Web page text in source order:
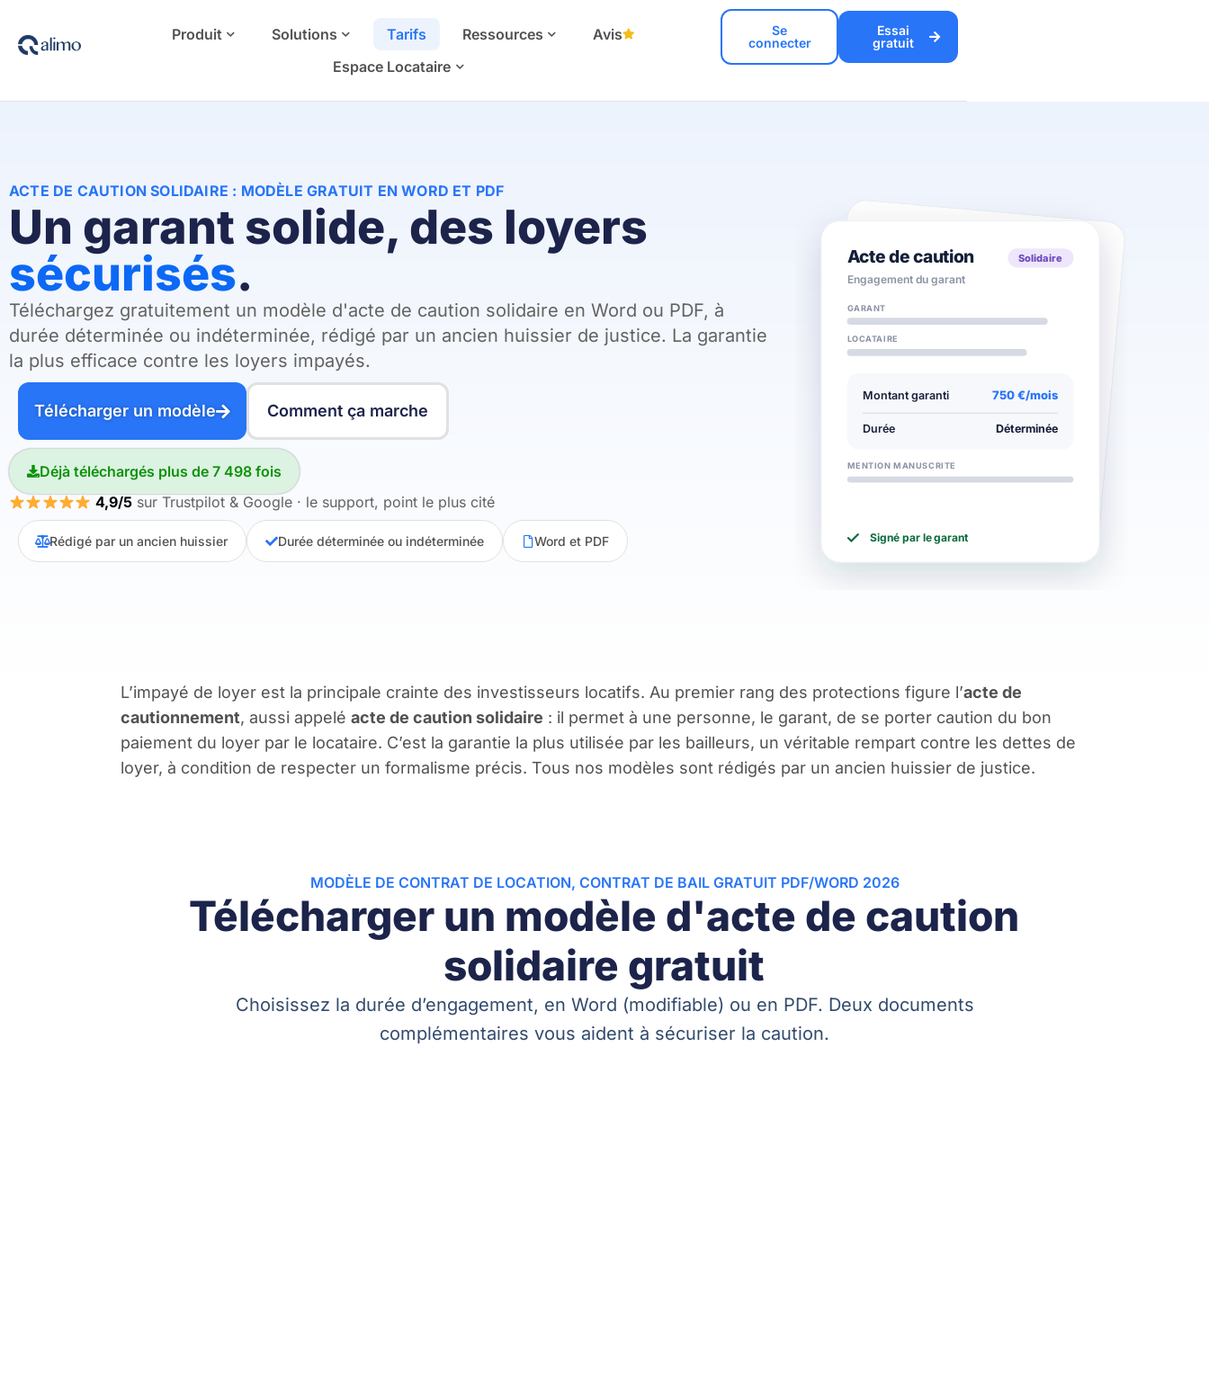
Produit Solutions Tarifs Ressources
Avis
Espace Locataire
Se
connecter
Essai
gratuit
ACTE DE CAUTION SOLIDAIRE : MODÈLE GRATUIT EN WORD ET PDF
Un garant solide, des loyers
sécurisés.
Téléchargez gratuitement un modèle d'acte de caution solidaire en Word ou PDF, à
durée déterminée ou indéterminée, rédigé par un ancien huissier de justice. La garantie
la plus efficace contre les loyers impayés.
Télécharger un modèle Comment ça marche
Déjà téléchargés plus de 7 498 fois
4,9/5 sur Trustpilot & Google · le support, point le plus cité
Rédigé par un ancien huissier Durée déterminée ou indéterminée Word et PDF
Acte de caution Solidaire
Engagement du garant
GARANT
LOCATAIRE
Montant garanti 750 €/mois
Durée Déterminée
MENTION MANUSCRITE
Signé par le garant
L’impayé de loyer est la principale crainte des investisseurs locatifs. Au premier rang des protections figure l’acte de
cautionnement, aussi appeléacte de caution solidaire : il permet à une personne, le garant, de se porter caution du bon
paiement du loyer par le locataire. C’est la garantie la plus utilisée par les bailleurs, un véritable rempart contre les dettes de
loyer, à condition de respecter un formalisme précis. Tous nos modèles sont rédigés par un ancien huissier de justice.
MODÈLE DE CONTRAT DE LOCATION, CONTRAT DE BAIL GRATUIT PDF/WORD 2026
Télécharger un modèle d'acte de caution
solidaire gratuit
Choisissez la durée d’engagement, en Word (modifiable) ou en PDF. Deux documents
complémentaires vous aident à sécuriser la caution.